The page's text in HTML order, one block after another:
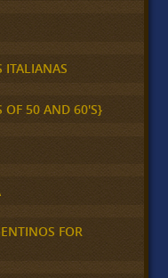
ITALIANAS
OF 50 AND 60'S}
FOR